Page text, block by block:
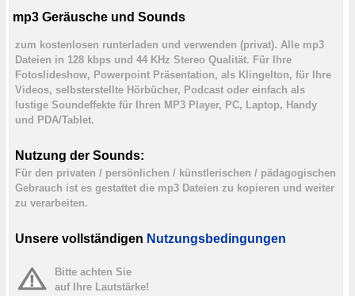
mp3 Geräusche und Sounds
zum kostenlosen runterladen und verwenden (privat). Alle mp3
Dateien in 128 kbps und 44 KHz Stereo Qualität. Für Ihre
Fotoslideshow, Powerpoint Präsentation, als Klingelton, für Ihre
Videos, selbsterstellte Hörbücher, Podcast oder einfach als
lustige Soundeffekte für Ihren MP3 Player, PC, Laptop, Handy
und PDA/Tablet.
Nutzung der Sounds:
Für den privaten / persönlichen / künstlerischen / pädagogischen
Gebrauch ist es gestattet die mp3 Dateien zu kopieren und weiter
zu verarbeiten.
Unsere vollständigen Nutzungsbedingungen
Bitte achten Sie
auf Ihre Lautstärke!